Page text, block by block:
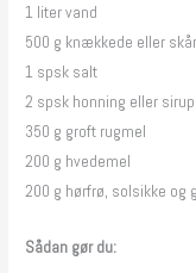
1 liter vand
500 g knækkede eller
1 spsk salt
2 spsk honning eller sirup
350 g groft rugmel
200 g hvedemel
200 g hørfrø, solsikke
Sådan gør du: